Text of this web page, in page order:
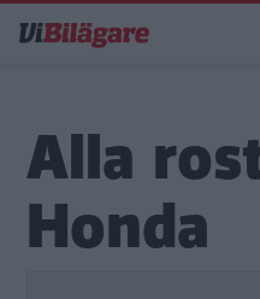
till
Alla
Honda